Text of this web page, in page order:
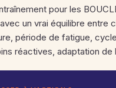
pour les
un vrai équilibre entre
période de fatigue,
réactives, adaptation